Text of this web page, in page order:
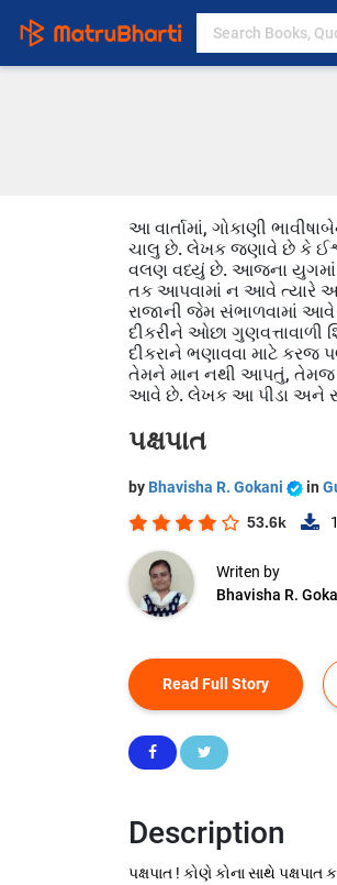
આ વાર્તામાં, ગોકાણી
ચાલુ છે. લેખક જણાવે છે કે
વલણ વધ્યું છે. આજના યુગમાં
તક આપવામાં ન આવે ત્યારે આ
રાજાની જેમ સંભાળવામાં આવે
દીકરીને ઓછા
દીકરાને ભણાવવા માટે
તેમને માન નથી આપતું, તેમજ
આવે છે. લેખક આ પીડા અને
પક્ષપાત
by Bhavisha R. Gokani in
53.6k
Writen by
Bhavisha R.
Read Full Story
Description
પક્ષપાત ! કોણે કોના સાથે પક્ષપાત